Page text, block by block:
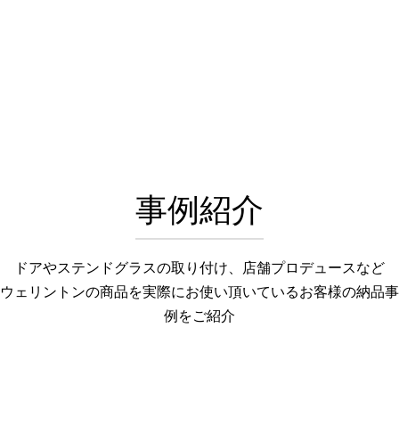
事例紹介
ドアやステンドグラスの取り付け、店舗プロデュースなど
ウェリントンの商品を実際にお使い頂いているお客様の納品事
例をご紹介